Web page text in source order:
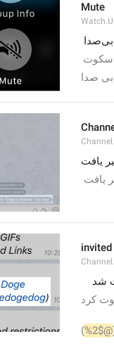
Mute
بی‌صدا
سکوت
بی صدا
یافت
یافت
invited
شد
کرد
%2$@
)